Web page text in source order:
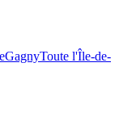
GagnyToute l'Île-de-